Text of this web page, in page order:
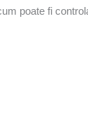
poate fi